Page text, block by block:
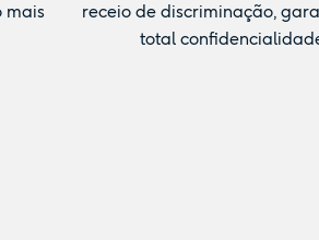
mais
receio de discriminação,
total